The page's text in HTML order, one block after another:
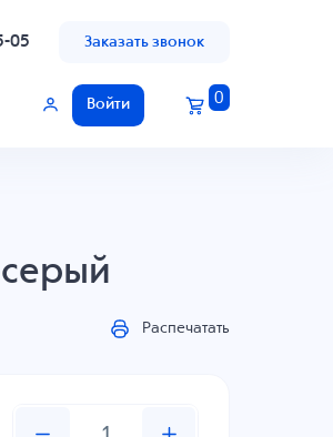
05 Заказать звонок
Войти 0
Распечатать